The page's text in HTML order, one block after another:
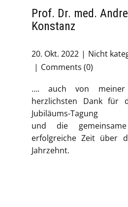
Prof. Dr. med.
Konstanz
20. Okt. 2022
Nicht
Comments (0)
…. auch von meiner
herzlichsten Dank für
Jubiläums-Tagung
und die
erfolgreiche Zeit über
Jahrzehnt.